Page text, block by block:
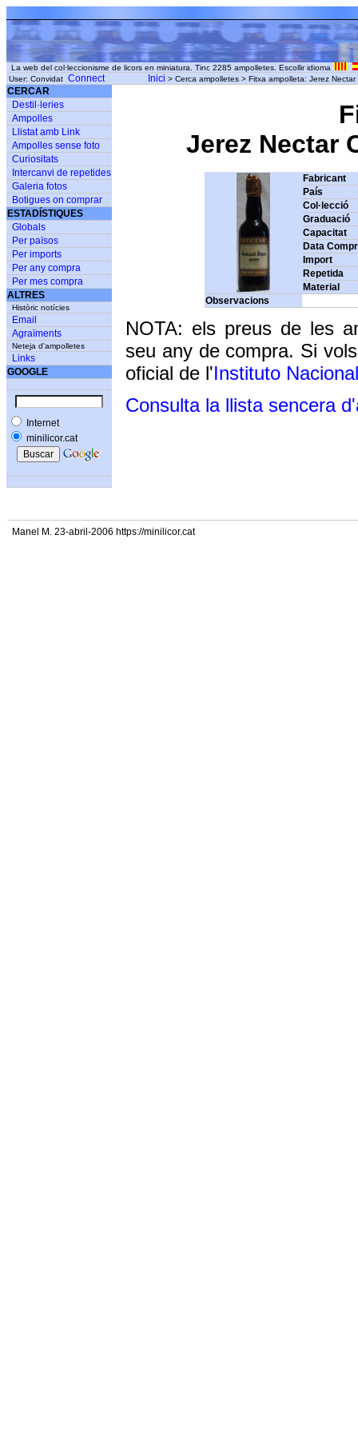
La web del col·leccionisme de licors en miniatura. Tinc 2285 ampolletes. Escollir idioma
User: Convidat Connect Inici > Cerca ampolletes > Fitxa ampolleta: Jerez
CERCAR
Destil·leries
Ampolles
Llistat amb Link
Ampolles sense foto
Curiositats
Intercanvi de repetides
Galeria fotos
Botigues on comprar
ESTADÍSTIQUES
Globals
Per països
Per imports
Per any compra
Per mes compra
ALTRES
Històric notícies
Email
Agraïments
Neteja d'ampolletes
Links
GOOGLE
Internet
minilicor.cat
Jerez Nectar
Fabricant
País
Col·lecció
Graduació
Capacitat
Data
Import
Repetida
Material
Observacions
NOTA: els preus de les
seu any de compra. Si
oficial de l'Instituto
Consulta la llista sencera
Manel M. 23-abril-2006 https://minilicor.cat